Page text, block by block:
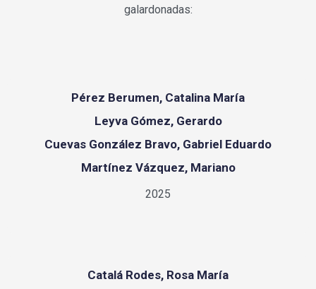
galardonadas:
Pérez Berumen, Catalina María
Leyva Gómez, Gerardo
Cuevas González Bravo, Gabriel Eduardo
Martínez Vázquez, Mariano
2025
Catalá Rodes, Rosa María